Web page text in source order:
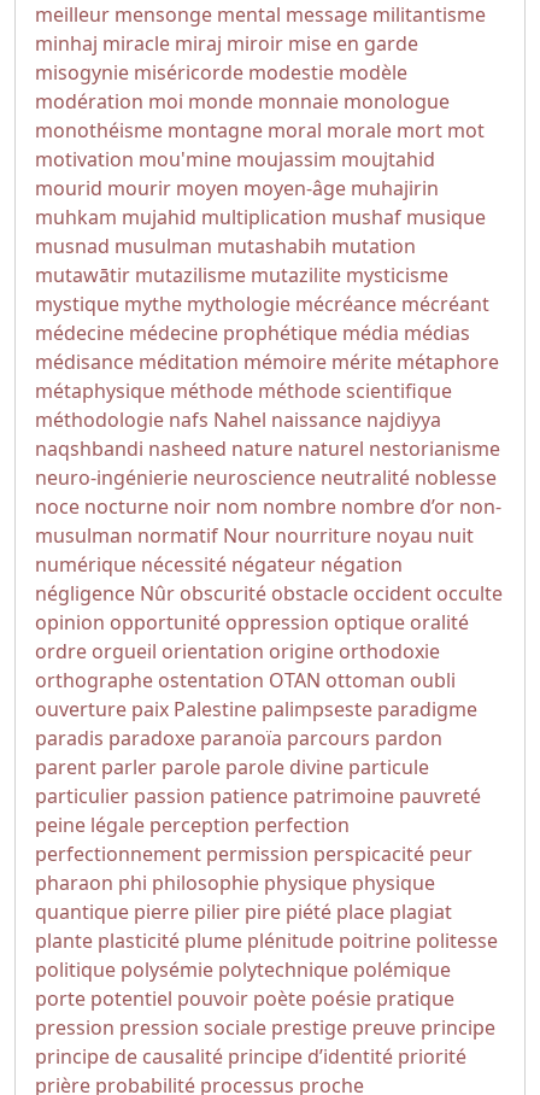
meilleur mensonge mental message militantisme
minhaj miracle miraj miroir mise en garde
misogynie miséricorde modestie modèle
modération moi monde monnaie monologue
monothéisme montagne moral morale mort mot
motivation mou'mine moujassim moujtahid
mourid mourir moyen moyen-âge muhajirin
muhkam mujahid multiplication mushaf musique
musnad musulman mutashabih mutation
mutawātir mutazilisme mutazilite mysticisme
mystique mythe mythologie mécréance mécréant
médecine médecine prophétique média médias
médisance méditation mémoire mérite métaphore
métaphysique méthode méthode scientifique
méthodologie nafs Nahel naissance najdiyya
naqshbandi nasheed nature naturel nestorianisme
neuro-ingénierie neuroscience neutralité noblesse
noce nocturne noir nom nombre nombre d’or non-
musulman normatif Nour nourriture noyau nuit
numérique nécessité négateur négation
négligence Nûr obscurité obstacle occident occulte
opinion opportunité oppression optique oralité
ordre orgueil orientation origine orthodoxie
orthographe ostentation OTAN ottoman oubli
ouverture paix Palestine palimpseste paradigme
paradis paradoxe paranoïa parcours pardon
parent parler parole parole divine particule
particulier passion patience patrimoine pauvreté
peine légale perception perfection
perfectionnement permission perspicacité peur
pharaon phi philosophie physique physique
quantique pierre pilier pire piété place plagiat
plante plasticité plume plénitude poitrine politesse
politique polysémie polytechnique polémique
porte potentiel pouvoir poète poésie pratique
pression pression sociale prestige preuve principe
principe de causalité principe d’identité priorité
prière probabilité processus proche